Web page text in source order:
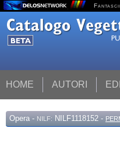
HOME AUTORI
Opera - NILF: NILF1118152 -